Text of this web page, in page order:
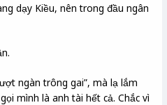
dạy Kiều, nên trong đầu ngân
ngàn trông gai”, mà lạ lắm
mình là anh tài hết cả. Chắc vì